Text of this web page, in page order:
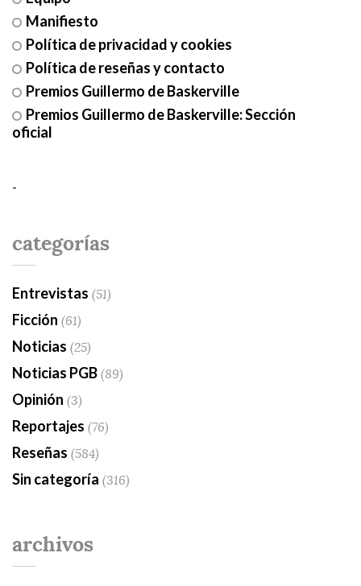
Manifiesto
Política de privacidad y cookies
Política de reseñas y contacto
Premios Guillermo de Baskerville
Premios Guillermo de Baskerville: Sección
oficial
-
categorías
Entrevistas (51)
Ficción (61)
Noticias (25)
Noticias PGB(89)
Opinión (3)
Reportajes (76)
Reseñas (584)
Sin categoría (316)
archivos